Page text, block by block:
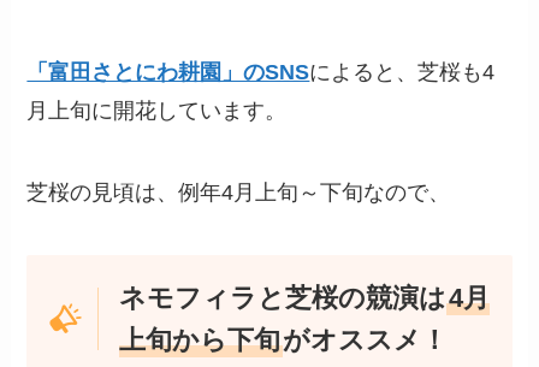
「富田さとにわ耕園」のSNSによると、芝桜も4
月上旬に開花しています。
芝桜の見頃は、例年4月上旬～下旬なので、
ネモフィラと芝桜の競演は4月
上旬から下旬がオススメ！